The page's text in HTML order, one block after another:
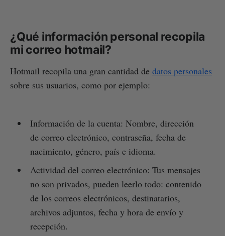
¿Qué información personal recopila
mi correo hotmail?
Hotmail recopila una gran cantidad de datos personales
sobre sus usuarios, como por ejemplo:
Información de la cuenta: Nombre, dirección
de correo electrónico, contraseña, fecha de
nacimiento, género, país e idioma.
Actividad del correo electrónico: Tus mensajes
no son privados, pueden leerlo todo: contenido
de los correos electrónicos, destinatarios,
archivos adjuntos, fecha y hora de envío y
recepción.